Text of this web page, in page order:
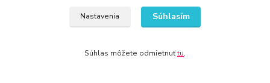
Nastavenia Súhlasím
Súhlas môžete odmietnuťtu.